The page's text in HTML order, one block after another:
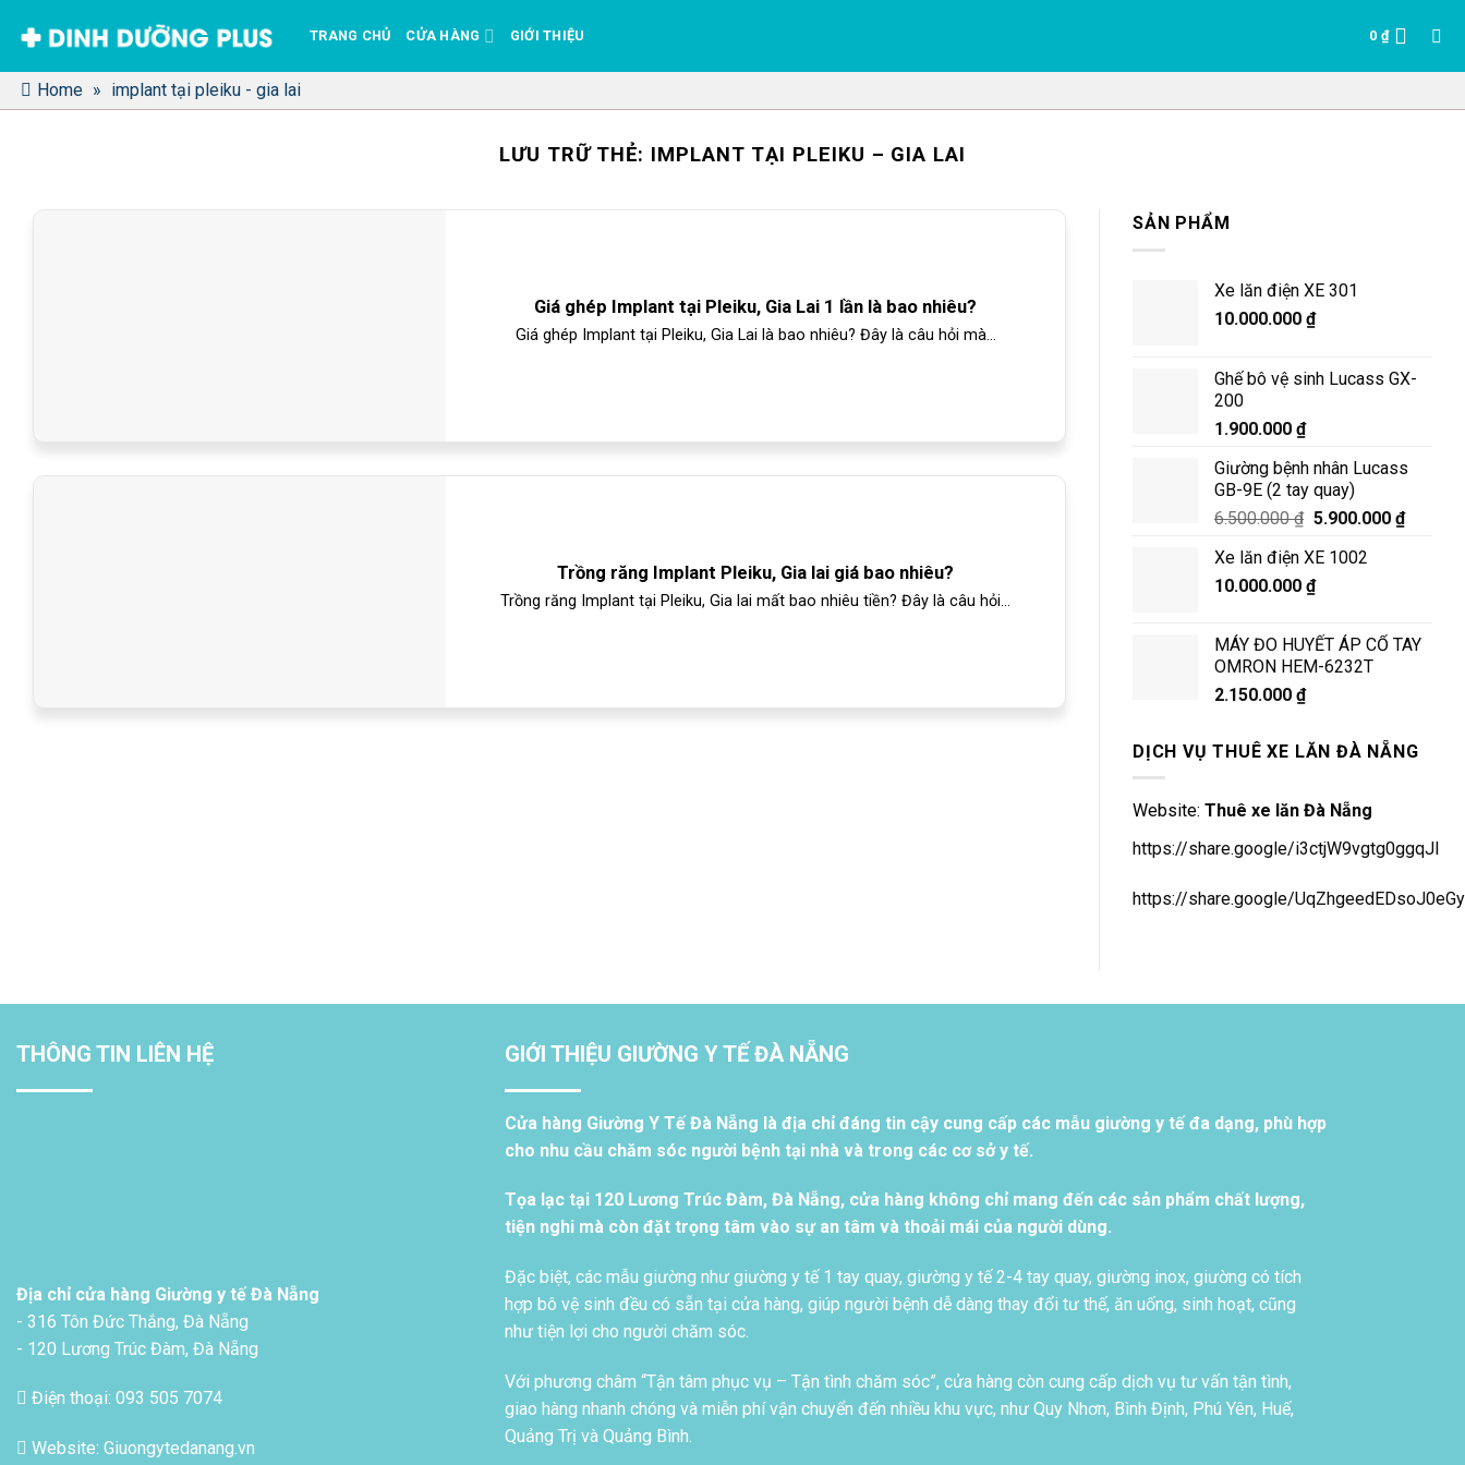
qua
nội
dung
TRANG CHỦ CỬA HÀNG GIỚI THIỆU 0 ₫
Home » implant tại pleiku - gia lai
LƯU TRỮ THẺ: IMPLANT TẠI PLEIKU – GIA LAI
Giá ghép Implant tại Pleiku, Gia Lai 1 lần là bao nhiêu?
Giá ghép Implant tại Pleiku, Gia Lai là bao nhiêu? Đây là câu hỏi mà...
Trồng răng Implant Pleiku, Gia lai giá bao nhiêu?
Trồng răng Implant tại Pleiku, Gia lai mất bao nhiêu tiền? Đây là câu hỏi...
SẢN PHẨM
Xe lăn điện XE 301
10.000.000 ₫
Ghế bô vệ sinh Lucass GX-
200
1.900.000 ₫
Giường bệnh nhân Lucass
GB-9E (2 tay quay)
6.500.000₫ Giá
là:
6.500.000 ₫.
5.900.000 ₫Giá
Xe lăn điện XE 1002
10.000.000 ₫
MÁY ĐO HUYẾT ÁP CỔ TAY
OMRON HEM-6232T
2.150.000 ₫
DỊCH VỤ THUÊ XE LĂN ĐÀ NẴNG
Website: Thuê xe lăn Đà Nẵng
https://share.google/i3ctjW9vgtg0ggqJl
https://share.google/UqZhgeedEDsoJ0eGy
THÔNG TIN LIÊN HỆ
Địa chỉ cửa hàng Giường y tế Đà Nẵng
- 316 Tôn Đức Thắng, Đà Nẵng
- 120 Lương Trúc Đàm, Đà Nẵng
Điện thoại: 093 505 7074
Website: Giuongytedanang.vn
GIỚI THIỆU GIƯỜNG Y TẾ ĐÀ NẴNG
Cửa hàng Giường Y Tế Đà Nẵng là địa chỉ đáng tin cậy cung cấp các mẫu giường y tế đa dạng, phù hợp
cho nhu cầu chăm sóc người bệnh tại nhà và trong các cơ sở y tế.
Tọa lạc tại 120 Lương Trúc Đàm, Đà Nẵng, cửa hàng không chỉ mang đến các sản phẩm chất lượng,
tiện nghi mà còn đặt trọng tâm vào sự an tâm và thoải mái của người dùng.
Đặc biệt, các mẫu giường như giường y tế 1 tay quay, giường y tế 2-4 tay quay, giường inox, giường có tích
hợp bô vệ sinh đều có sẵn tại cửa hàng, giúp người bệnh dễ dàng thay đổi tư thế, ăn uống, sinh hoạt, cũng
như tiện lợi cho người chăm sóc.
Với phương châm “Tận tâm phục vụ – Tận tình chăm sóc”, cửa hàng còn cung cấp dịch vụ tư vấn tận tình,
giao hàng nhanh chóng và miễn phí vận chuyển đến nhiều khu vực, như Quy Nhơn, Bình Định, Phú Yên, Huế,
Quảng Trị và Quảng Bình.